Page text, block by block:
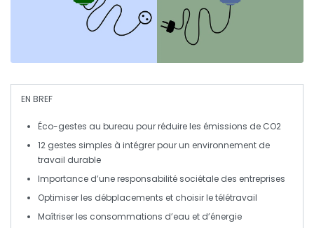
EN BREF
Éco-gestes au bureau pour réduire les émissions de CO2
12 gestes simples à intégrer pour un environnement de
travail durable
Importance d’uneresponsabilité sociétale des entreprises
Optimiser les débplacements et choisir letélétravail
Maîtriser les consommations d’eau et d’énergie